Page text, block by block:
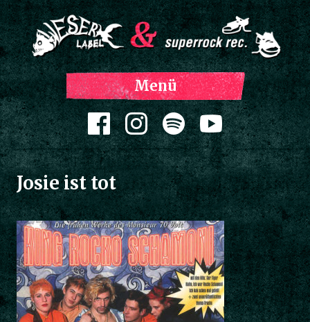
Menü
Zum Inhalt springen
Josie ist tot